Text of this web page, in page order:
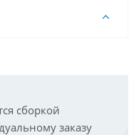
сборкой
заказу